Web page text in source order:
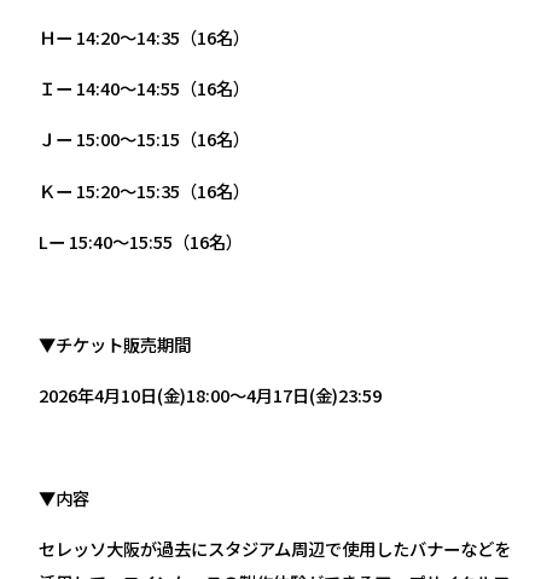
Ｈー 14:20〜14:35（16名）
Ｉー 14:40～14:55（16名）
Ｊー 15:00～15:15（16名）
Ｋー 15:20～15:35（16名）
Lー 15:40～15:55（16名）
▼チケット販売期間
2026年4月10日(金)18:00～4月17日(金)23:59
▼内容
セレッソ大阪が過去にスタジアム周辺で使用したバナーなどを